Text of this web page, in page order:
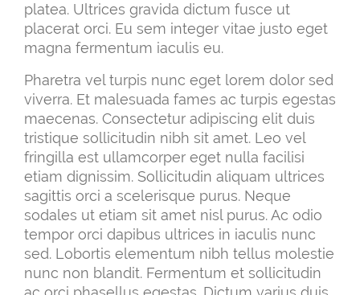
platea. Ultrices gravida dictum fusce ut
placerat orci. Eu sem integer vitae justo eget
magna fermentum iaculis eu.
Pharetra vel turpis nunc eget lorem dolor sed
viverra. Et malesuada fames ac turpis egestas
maecenas. Consectetur adipiscing elit duis
tristique sollicitudin nibh sit amet. Leo vel
fringilla est ullamcorper eget nulla facilisi
etiam dignissim. Sollicitudin aliquam ultrices
sagittis orci a scelerisque purus. Neque
sodales ut etiam sit amet nisl purus. Ac odio
tempor orci dapibus ultrices in iaculis nunc
sed. Lobortis elementum nibh tellus molestie
nunc non blandit. Fermentum et sollicitudin